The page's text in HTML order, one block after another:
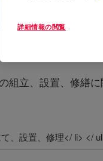
Sealant
立、設置、修繕
、設置、修理</ li> </
詳細情報の閲覧